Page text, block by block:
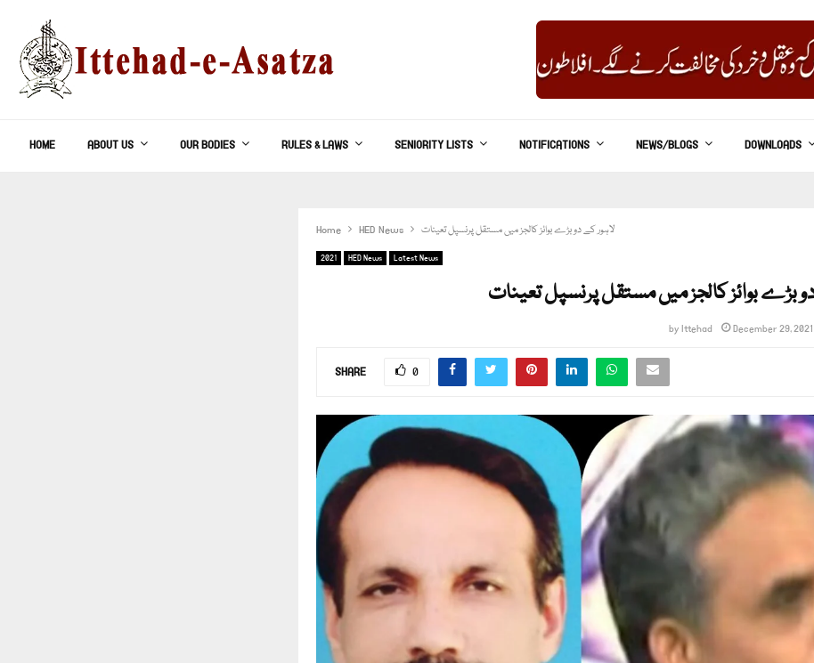
HOME ABOUT US OUR BODIES RULES & LAWS SENIORITY LISTS NOTIFICATIONS NEWS/BLOGS DOWNLOADS
Home HED News لاہور کے دو بڑے بوائز کالجز میں مستقل پرنسپل تعینات
2021 HED News Latest News
بڑے بوائز کالجز میں مستقل پرنسپل تعینات
byIttehad December 29, 2021
SHARE 0